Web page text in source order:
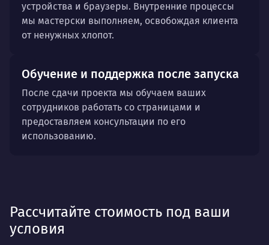
устройства и браузеры. Внутренние процессы
мы мастерски выполняем, освобождая клиента
от ненужных хлопот.
Обучение и поддержка после запуска
После сдачи проекта мы обучаем ваших
сотрудников работать со страницами и
предоставляем консультации по его
использованию.
Рассчитайте стоимость под ваши
условия